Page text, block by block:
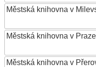
Městská knihovna v
Městská knihovna v Praze
Městská knihovna v